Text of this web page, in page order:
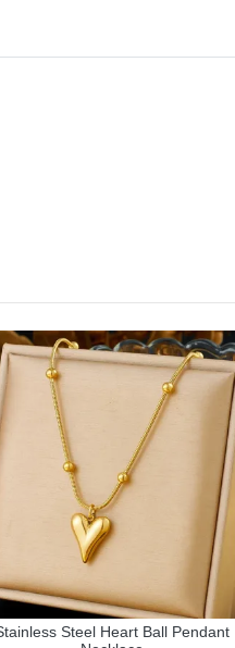
Steel Heart Ball Pendant